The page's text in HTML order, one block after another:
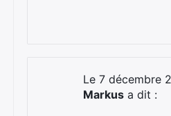
Le 7 décembre
Markus a dit :